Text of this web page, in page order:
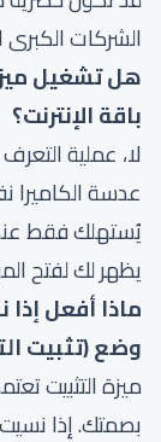
الشركات الكبرى
هل تشغيل
باقة الإنترنت؟
لا، عملية
عدسة الكاميرا
يُستهلك فقط
يظهر لك لفتح
ماذا أفعل
وضع (تثبيت
ميزة التثبيت
بصمتك. إذا